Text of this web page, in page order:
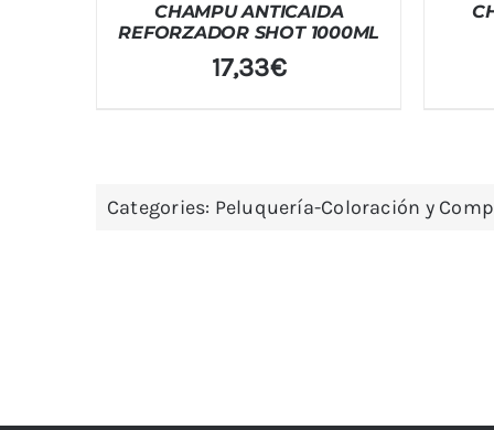
CHAMPU ANTICAIDA
REFORZADOR SHOT 1000ML
17,33€
Categories: Peluquería-Coloración y